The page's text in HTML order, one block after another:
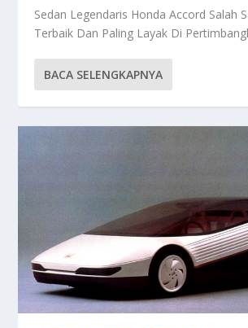
Sedan Legendaris Honda Accord Salah
Terbaik Dan Paling Layak Di
BACA SELENGKAPNYA